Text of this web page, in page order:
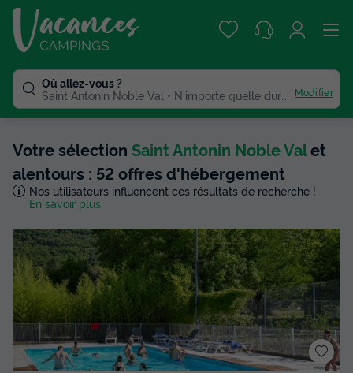
Où allez-vous ?
Saint Antonin Noble Val
N'importe quelle duree Modifier
Votre sélection Saint Antonin Noble Valet
alentours : 52 offres d'hébergement
Nos utilisateurs influencent ces résultats de recherche !
En savoir plus